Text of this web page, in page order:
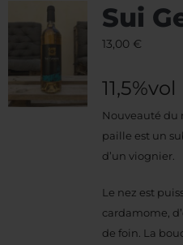
Sui
13,00 €
11,5%vol
Nouveauté du
paille est un
d’un viognier.
Le nez est
cardamome,
de foin. La